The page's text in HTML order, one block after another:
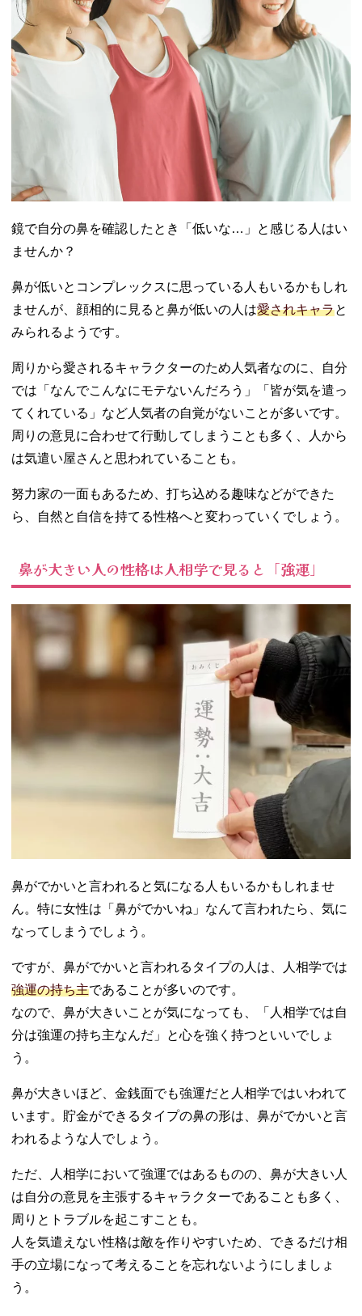
的で要注意？
12. 鼻が大きいか
小さいか、鼻の
形で顔相占いを
鏡で自分の鼻を確認したとき「低いな…」と感じる人はい
ませんか？
鼻が低いとコンプレックスに思っている人もいるかもしれ
ませんが、顔相的に見ると鼻が低いの人は愛されキャラと
みられるようです。
周りから愛されるキャラクターのため人気者なのに、自分
では「なんでこんなにモテないんだろう」「皆が気を遣っ
てくれている」など人気者の自覚がないことが多いです。
周りの意見に合わせて行動してしまうことも多く、人から
は気遣い屋さんと思われていることも。
努力家の一面もあるため、打ち込める趣味などができた
ら、自然と自信を持てる性格へと変わっていくでしょう。
鼻が大きい人の性格は人相学で見ると「強運」
鼻がでかいと言われると気になる人もいるかもしれませ
ん。特に女性は「鼻がでかいね」なんて言われたら、気に
なってしまうでしょう。
ですが、鼻がでかいと言われるタイプの人は、人相学では
強運の持ち主であることが多いのです。
なので、鼻が大きいことが気になっても、「人相学では自
分は強運の持ち主なんだ」と心を強く持つといいでしょ
う。
鼻が大きいほど、金銭面でも強運だと人相学ではいわれて
います。貯金ができるタイプの鼻の形は、鼻がでかいと言
われるような人でしょう。
ただ、人相学において強運ではあるものの、鼻が大きい人
は自分の意見を主張するキャラクターであることも多く、
周りとトラブルを起こすことも。
人を気遣えない性格は敵を作りやすいため、できるだけ相
手の立場になって考えることを忘れないようにしましょ
う。